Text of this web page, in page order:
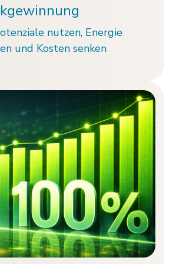
nutzen, Energie
und Kosten senken